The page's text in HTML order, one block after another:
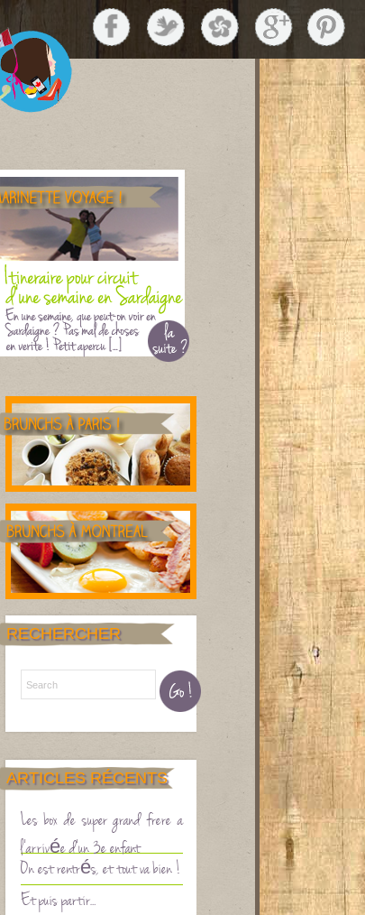
RECHERCHER
ARTICLES RÉCENTS
Les box de super grand frère à
l’arrivée d’un 3è enfant
On est rentrés, et tout va bien !
Et puis partir…